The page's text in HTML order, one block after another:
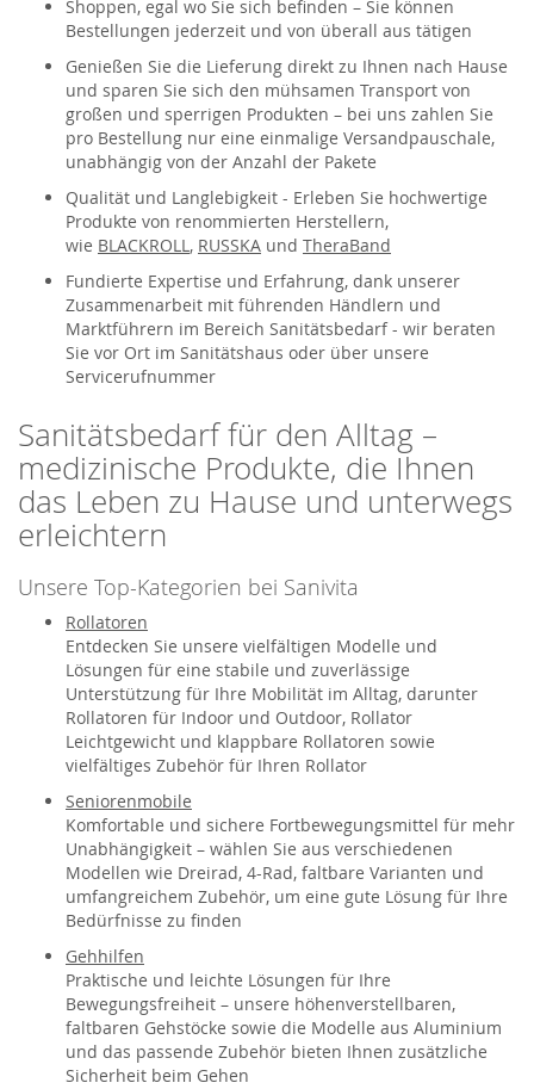
Shoppen, egal wo Sie sich befinden – Sie können
Bestellungen jederzeit und von überall aus tätigen
Genießen Sie die Lieferung direkt zu Ihnen nach Hause
und sparen Sie sich den mühsamen Transport von
großen und sperrigen Produkten – bei uns zahlen Sie
pro Bestellung nur eine einmalige Versandpauschale,
unabhängig von der Anzahl der Pakete
Qualität und Langlebigkeit - Erleben Sie hochwertige
Produkte von renommierten Herstellern,
wie BLACKROLL, RUSSKA und TheraBand
Fundierte Expertise und Erfahrung, dank unserer
Zusammenarbeit mit führenden Händlern und
Marktführern im Bereich Sanitätsbedarf - wir beraten
Sie vor Ort im Sanitätshaus oder über unsere
Servicerufnummer
Sanitätsbedarf für den Alltag –
medizinische Produkte, die Ihnen
das Leben zu Hause und unterwegs
erleichtern
Unsere Top-Kategorien bei Sanivita
Rollatoren
Entdecken Sie unsere vielfältigen Modelle und
Lösungen für eine stabile und zuverlässige
Unterstützung für Ihre Mobilität im Alltag, darunter
Rollatoren für Indoor und Outdoor, Rollator
Leichtgewicht und klappbare Rollatoren sowie
vielfältiges Zubehör für Ihren Rollator
Seniorenmobile
Komfortable und sichere Fortbewegungsmittel für mehr
Unabhängigkeit – wählen Sie aus verschiedenen
Modellen wie Dreirad, 4-Rad, faltbare Varianten und
umfangreichem Zubehör, um eine gute Lösung für Ihre
Bedürfnisse zu finden
Gehhilfen
Praktische und leichte Lösungen für Ihre
Bewegungsfreiheit – unsere höhenverstellbaren,
faltbaren Gehstöcke sowie die Modelle aus Aluminium
und das passende Zubehör bieten Ihnen zusätzliche
Sicherheit beim Gehen